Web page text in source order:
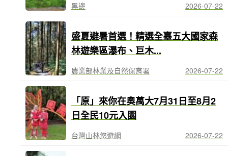
黑邊 2026-07-22
盛夏避暑首選！精選全臺五大國家森
林遊樂區瀑布、巨木...
農業部林業及自然保育署 2026-07-22
「原」來你在奧萬大7月31日至8月2
日全民10元入園
台灣山林悠遊網 2026-07-22